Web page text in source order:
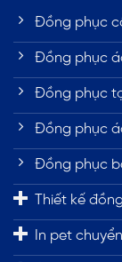
Đồng phục
Đồng phục
Đồng phục
Đồng phục
Đồng phục
Thiết kế
In pet